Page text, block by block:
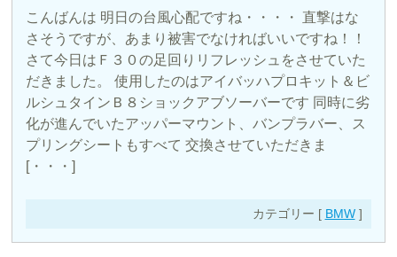
こんばんは 明日の台風心配ですね・・・・ 直撃はな
さそうですが、あまり被害でなければいいですね！！
さて今日はＦ３０の足回りリフレッシュをさせていた
だきました。 使用したのはアイバッハプロキット＆ビ
ルシュタインＢ８ショックアブソーバーです 同時に劣
化が進んでいたアッパーマウント、バンプラバー、ス
プリングシートもすべて 交換させていただきま
[・・・]
カテゴリー [ BMW]